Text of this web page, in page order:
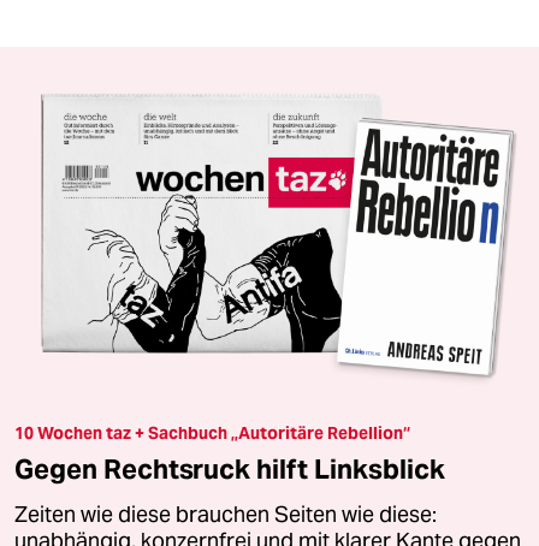
10 Wochen taz + Sachbuch „Autoritäre Rebellion“
Gegen Rechtsruck hilft Linksblick
Zeiten wie diese brauchen Seiten wie diese: